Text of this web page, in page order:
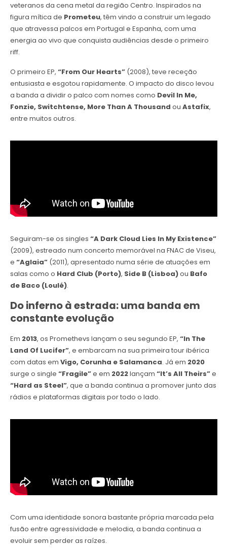
veteranos da cena metal da região Centro. Inspirados na
figura mítica de Prometeu, têm vindo a construir um legado
que atravessa palcos em Portugal e Espanha, com uma
energia ao vivo que conquista audiências desde o primeiro
riff.
O primeiro EP, “From Our Hearts”(2008), teve receção
entusiasta e esgotou rapidamente. O impacto do disco levou
a banda a dividir o palco com nomes como Devil In Me,
Fonzie, Switchtense, More Than A Thousand ou Astafix,
entre muitos outros.
Seguiram-se os singles “A Dark Cloud Lies In My Existence”
(2009), estreado num concerto memorável na FNAC de Viseu,
e “Aglaia”(2011), apresentado numa série de atuações em
salas como o Hard Club (Porto), Side B (Lisboa)ou Bafo
de Baco (Loulé).
Do inferno à estrada: uma banda em
constante evolução
Em 2013, os Promethevs lançam o seu segundo EP, “In The
Land Of Lucifer”, e embarcam na sua primeira tour ibérica
com datas em Vigo, Corunha e Salamanca. Já em 2020
surge o single “Fragile”e em 2022lançam “It’s All Theirs”e
“Hard as Steel”, que a banda continua a promover junto das
rádios e plataformas digitais por todo o lado.
Com uma identidade sonora bastante própria marcada pela
fusão entre agressividade e melodia, a banda continua a
evoluir sem perder as raízes.